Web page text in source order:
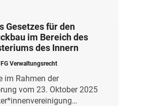
Gesetzes für den
im Bereich des
des Innern
FG Verwaltungsrecht
im Rahmen der
vom 23. Oktober 2025